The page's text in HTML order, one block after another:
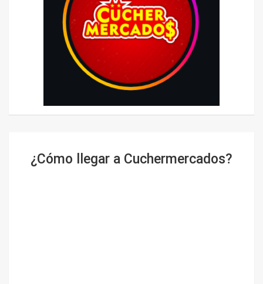
¿Cómo llegar a Cuchermercados?